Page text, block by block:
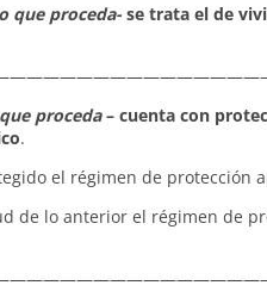
que proceda-se trata el de
proceda– cuenta con
.
el régimen de protección
de lo anterior el régimen de